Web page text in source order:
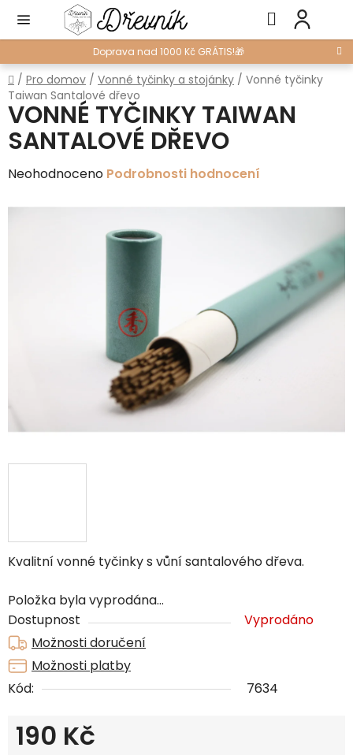
obsah
Doprava nad 1000 Kč GRÁTIS!🎁
Hledat
Domů
/ Pro domov / Vonné tyčinky a stojánky / Vonné tyčinky
Taiwan Santalové dřevo
Kvalitní vonné tyčinky s vůní santalového dřeva.
Položka byla vyprodána…
Dostupnost
Vyprodáno
Možnosti doručení
Možnosti platby
Kód:
7634
190 Kč
VONNÉ TYČINKY TAIWAN
SANTALOVÉ DŘEVO
Průměrné
Neohodnoceno Podrobnosti hodnocení